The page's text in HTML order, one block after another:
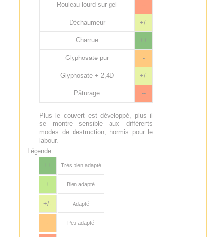
Rouleau lourd sur gel --
Déchaumeur +/-
Charrue ++
Glyphosate pur -
Glyphosate + 2,4D +/-
Pâturage --
Plus le couvert est développé, plus il
se montre sensible aux différents
modes de destruction, hormis pour le
labour.
Légende :
++
Très bien adapté
+ Bien adapté
+/- Adapté
- Peu adapté